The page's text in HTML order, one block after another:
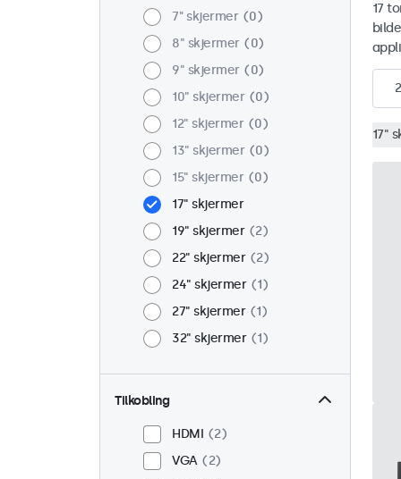
7'' skjermer
0
8" skjermer
0
9" skjermer
0
10" skjermer
0
12" skjermer
0
13" skjermer
0
15" skjermer
0
17" skjermer
19" skjermer
2
22" skjermer
2
24" skjermer
1
27" skjermer
1
32" skjermer
1
Tilkobling
HDMI
2
VGA
2
17
2
17"